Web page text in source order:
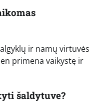
ir namų virtuvės
primena vaikystę ir
šaldytuve?